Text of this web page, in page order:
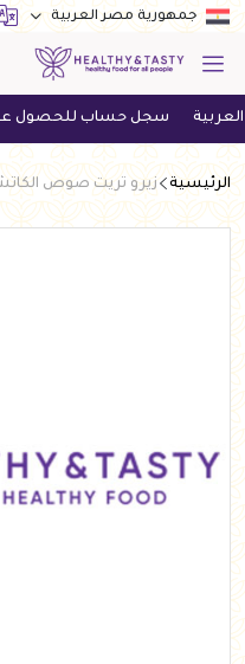
سجل حساب للحصول على
الرئيسية زيرو تريت صوص الكاتشب 300 جرام